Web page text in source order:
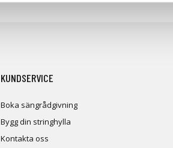
KUNDSERVICE
Boka sängrådgivning
Bygg din stringhylla
Kontakta oss